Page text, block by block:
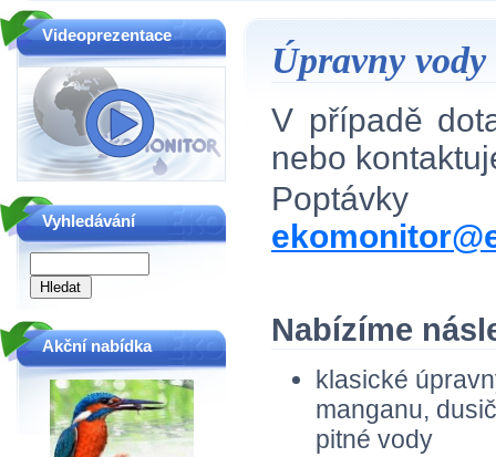
Úpravny vody
V případě
nebo
Nabízíme
klasické
manganu,
pitné vody
Videoprezentace
Vyhledávání
Akční nabídka